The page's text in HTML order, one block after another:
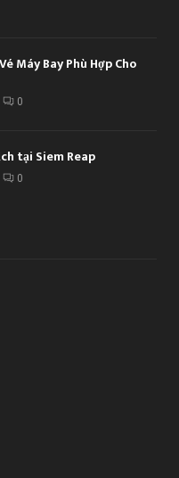
Máy Bay Phù Hợp Cho
0
tại Siem Reap
0